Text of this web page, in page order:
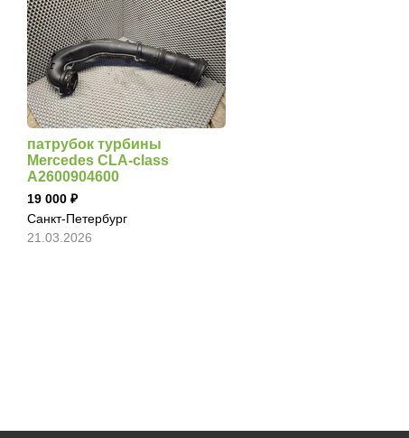
патрубок турбины
Mercedes CLA-class
A2600904600
19 000
Санкт-Петербург
21.03.2026